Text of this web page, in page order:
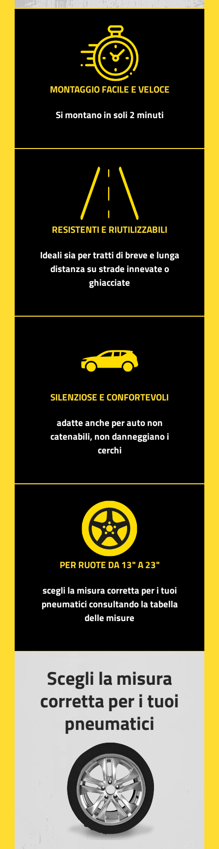
MONTAGGIO FACILE E VELOCE
Si montano in soli 2 minuti
RESISTENTI E RIUTILIZZABILI
Ideali sia per tratti di breve e lunga
distanza su strade innevate o
ghiacciate
SILENZIOSE E CONFORTEVOLI
adatte anche per auto non
catenabili, non danneggiano i
cerchi
PER RUOTE DA 13" A 23"
scegli la misura corretta per i tuoi
pneumatici consultando la tabella
delle misure
Scegli la misura
corretta per i tuoi
pneumatici